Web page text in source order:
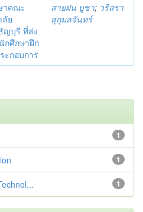
าคณะ
ย
ญบุรี ที่ส่ง
กศึกษาฝึก
ะกอบการ
สายฝน บูชา; วริสรา
สุกุมลจันทร์
1
1
1